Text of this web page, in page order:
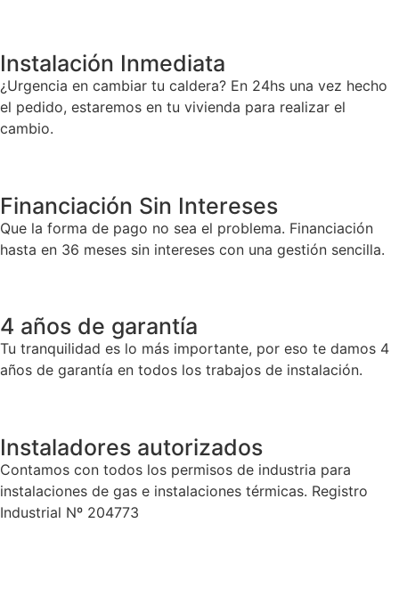
Instalación Inmediata
¿Urgencia en cambiar tu caldera? En 24hs una vez hecho
el pedido, estaremos en tu vivienda para realizar el
cambio.
Financiación Sin Intereses
Que la forma de pago no sea el problema. Financiación
hasta en 36 meses sin intereses con una gestión sencilla.
4 años de garantía
Tu tranquilidad es lo más importante, por eso te damos 4
años de garantía en todos los trabajos de instalación.
Instaladores autorizados
Contamos con todos los permisos de industria para
instalaciones de gas e instalaciones térmicas. Registro
Industrial Nº 204773